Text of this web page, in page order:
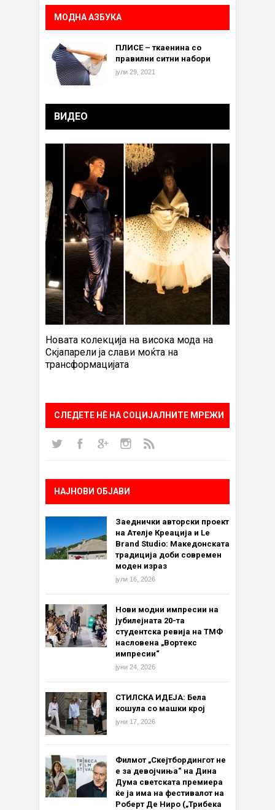
МОДНА АЗБУКА
ПЛИСЕ – ткаенина со
правилни ситни набори
јули 29, 2021
ВИДЕО
Новата колекција на висока мода на
Скјапарели ја слави моќта на
трансформацијата
СЛЕДЕТЕ НÈ НА СОЦИЈАЛНИТЕ МРЕЖИ
НАЈНОВИ ОБЈАВИ
Заеднички авторски проект
на Ателје Креација и Le
Brand Studio: Македонската
традиција доби современ
моден израз
јули 16, 2026
Нови модни импресии на
јубилејната 20-та
студентска ревија на ТМФ
насловена „Вортекс
импресии“
јуни 24, 2026
СТИЛСКА ИДЕЈА: Бела
кошула со машки крој
јуни 17, 2026
Филмот „Скејтбордингот не
е за девојчиња“ на Дина
Дума светската премиера
ќе ја има на фестивалот на
Роберт Де Ниро („Трибека